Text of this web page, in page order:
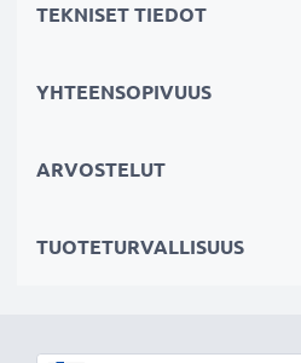
kokonaan korkeimmat EU-
Kestävä valinta
vaihtoakuksi alkuperäisen
TEKNISET TIEDOT
YHTEENSOPIVUUS
ARVOSTELUT
TUOTETURVALLISUUS